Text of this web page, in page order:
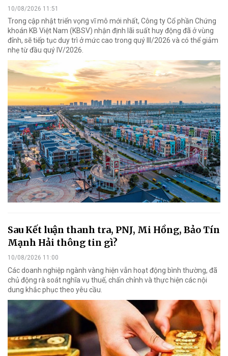
10/08/2026 11:51
Trong cập nhật triển vọng vĩ mô mới nhất, Công ty Cổ phần Chứng
khoán KB Việt Nam (KBSV) nhận định lãi suất huy động đã ở vùng
đỉnh, sẽ tiếp tục duy trì ở mức cao trong quý III/2026 và có thể giảm
nhẹ từ đầu quý IV/2026.
Sau Kết luận thanh tra, PNJ, Mi Hồng, Bảo Tín
Mạnh Hải thông tin gì?
10/08/2026 11:00
Các doanh nghiệp ngành vàng hiện vẫn hoạt động bình thường, đã
chủ động rà soát nghĩa vụ thuế, chấn chỉnh và thực hiện các nội
dung khắc phục theo yêu cầu.